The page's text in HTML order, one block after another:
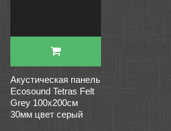
Акустическая панель
Ecosound Tetras Felt
Grey 100x200см
30мм цвет серый